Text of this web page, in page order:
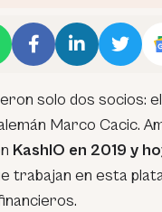
solo dos socios:
Marco Cacic.
KashIO en 2019 y
trabajan en esta